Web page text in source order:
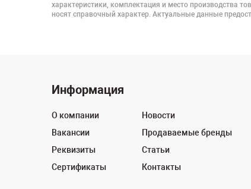
характеристики, комплектация и место производства
носят справочный характер. Актуальные данные
Информация
О компании
Вакансии
Реквизиты
Сертификаты
Новости
Продаваемые бренды
Статьи
Контакты